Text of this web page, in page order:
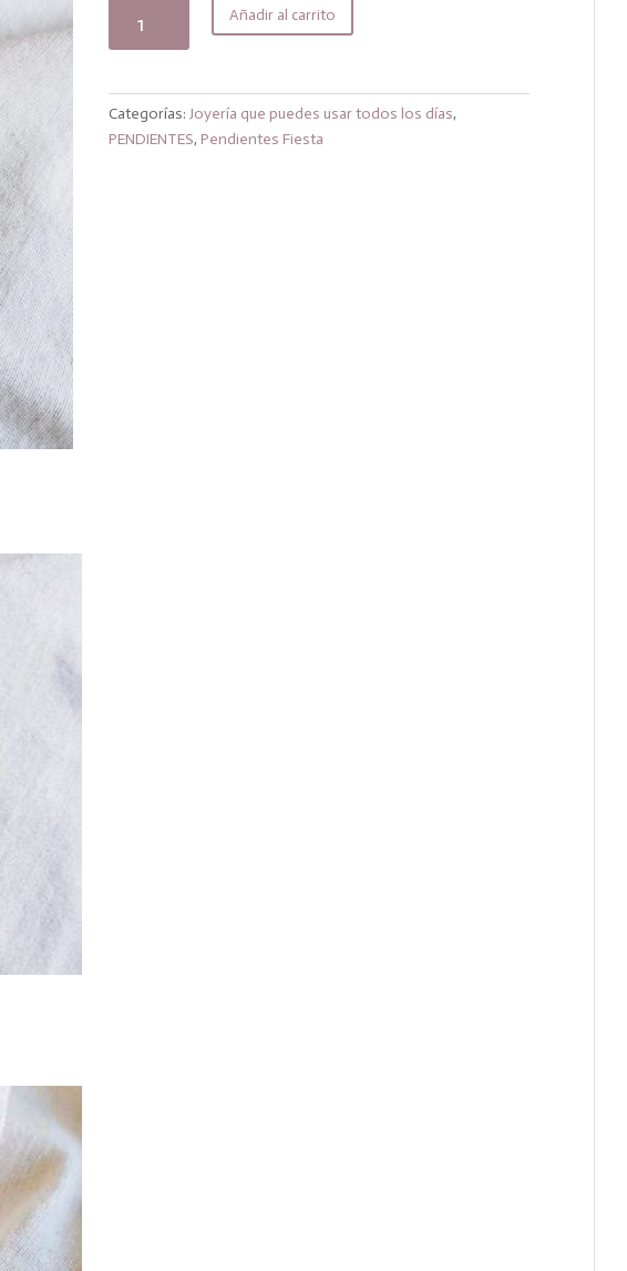
era: es:
orange
Añadir al carrito
Categorías:Joyería que puedes usar todos los días,
PENDIENTES, Pendientes Fiesta